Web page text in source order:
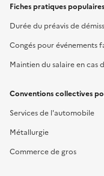
Fiches pratiques populaires
Durée du préavis de
Congés pour événements
Maintien du salaire en cas
Conventions collectives
Services de l'automobile
Métallurgie
Commerce de gros